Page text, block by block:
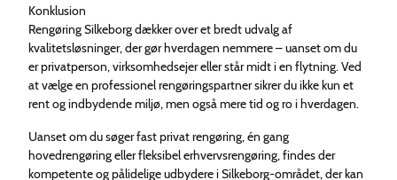
Konklusion
Rengøring Silkeborg dækker over et bredt udvalg af
kvalitetsløsninger, der gør hverdagen nemmere – uanset om du
er privatperson, virksomhedsejer eller står midt i en flytning. Ved
at vælge en professionel rengøringspartner sikrer du ikke kun et
rent og indbydende miljø, men også mere tid og ro i hverdagen.
Uanset om du søger fast privat rengøring, én gang
hovedrengøring eller fleksibel erhvervsrengøring, findes der
kompetente og pålidelige udbydere i Silkeborg-området, der kan